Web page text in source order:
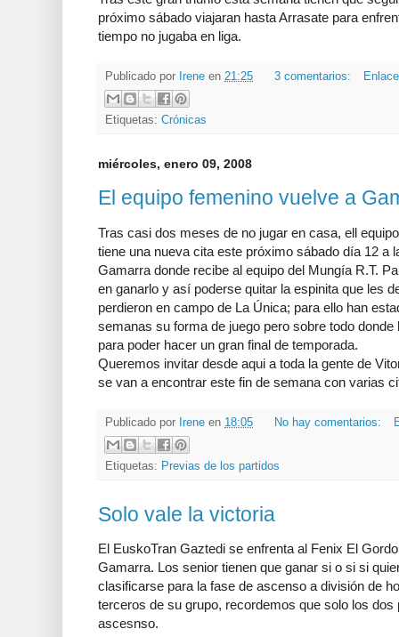
próximo sábado viajaran hasta Arrasate para
tiempo no jugaba en liga.
Publicado por Irene en 21:25 3 comentarios:
Etiquetas: Crónicas
miércoles, enero 09, 2008
El equipo femenino vuelve a
Tras casi dos meses de no jugar en casa, ell
tiene una nueva cita este próximo sábado día 12 a
Gamarra donde recibe al equipo del Mungía R.T.
en ganarlo y así poderse quitar la espinita que les
perdieron en campo de La Única; para ello han
semanas su forma de juego pero sobre todo
para poder hacer un gran final de temporada.
Queremos invitar desde aqui a toda la gente de
se van a encontrar este fin de semana con varias
Publicado por Irene en 18:05 No hay comentarios:
Etiquetas: Previas de los partidos
Solo vale la victoria
El EuskoTran Gaztedi se enfrenta al Fenix El
Gamarra. Los senior tienen que ganar si o si si
clasificarse para la fase de ascenso a división de
terceros de su grupo, recordemos que solo los
ascesnso.